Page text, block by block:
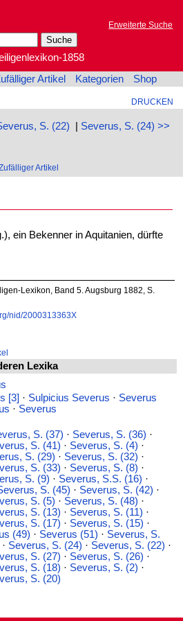
Erweiterte Suche
1858
Artikel Kategorien Shop
DRUCKEN
S. (22) | Severus, S. (24) >>
Artikel
ein Bekenner in Aquitanien, dürfte
Lexikon, Band 5. Augsburg 1882, S.
nid/2000313363X
Lexika
[3] · Sulpicius Severus · Severus
· Severus
S. (37) · Severus, S. (36) ·
S. (41) · Severus, S. (4) ·
S. (29) · Severus, S. (32) ·
S. (33) · Severus, S. (8) ·
S. (9) · Severus, S.S. (16) ·
S. (45) · Severus, S. (42) ·
S. (5) · Severus, S. (48) ·
S. (13) · Severus, S. (11) ·
S. (17) · Severus, S. (15) ·
(49) · Severus (51) · Severus, S.
· Severus, S. (24) · Severus, S. (22) ·
S. (27) · Severus, S. (26) ·
S. (18) · Severus, S. (2) ·
S. (20)